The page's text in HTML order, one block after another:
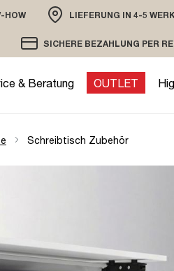
HOW LIEFERUNG IN 4-5
VERSAND PER
SICHERE BEZAHLUNG PER
& Beratung OUTLET
Schreibtisch Zubehör